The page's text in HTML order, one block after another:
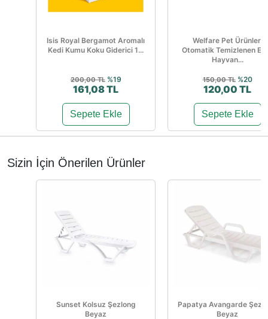
Isis Royal Bergamot Aromalı
Kedi Kumu Koku Giderici 1...
200,00 TL %19
161,08 TL
Sepete Ekle
Welfare Pet Ürünleri
Otomatik Temizlenen
Hayvan...
150,00 TL %20
120,00 TL
Sepete Ekle
Sizin İçin Önerilen Ürünler
Sunset Kolsuz Şezlong
Beyaz
Papatya Avangarde
Beyaz